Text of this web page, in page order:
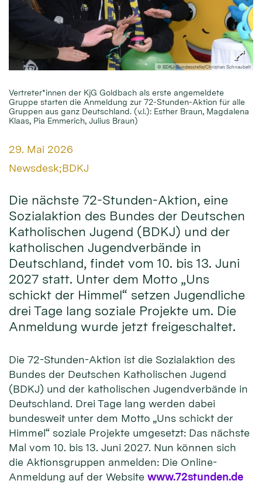
© BDKJ-Bundesstelle/Christian Schnaubelt
Vertreter*innen der KjG Goldbach als erste angemeldete
Gruppe starten die Anmeldung zur 72-Stunden-Aktion für alle
Gruppen aus ganz Deutschland. (v.l.): Esther Braun, Magdalena
Klaas, Pia Emmerich, Julius Braun)
Datum:
29. Mai 2026
Von:
Newsdesk;BDKJ
Die nächste 72-Stunden-Aktion, eine
Sozialaktion des Bundes der Deutschen
Katholischen Jugend (BDKJ) und der
katholischen Jugendverbände in
Deutschland, findet vom 10. bis 13. Juni
2027 statt. Unter dem Motto „Uns
schickt der Himmel“ setzen Jugendliche
drei Tage lang soziale Projekte um. Die
Anmeldung wurde jetzt freigeschaltet.
Die 72-Stunden-Aktion ist die Sozialaktion des
Bundes der Deutschen Katholischen Jugend
(BDKJ) und der katholischen Jugendverbände in
Deutschland. Drei Tage lang werden dabei
bundesweit unter dem Motto „Uns schickt der
Himmel“ soziale Projekte umgesetzt: Das nächste
Mal vom 10. bis 13. Juni 2027. Nun können sich
die Aktionsgruppen anmelden: Die Online-
Anmeldung auf der Website www.72stunden.de